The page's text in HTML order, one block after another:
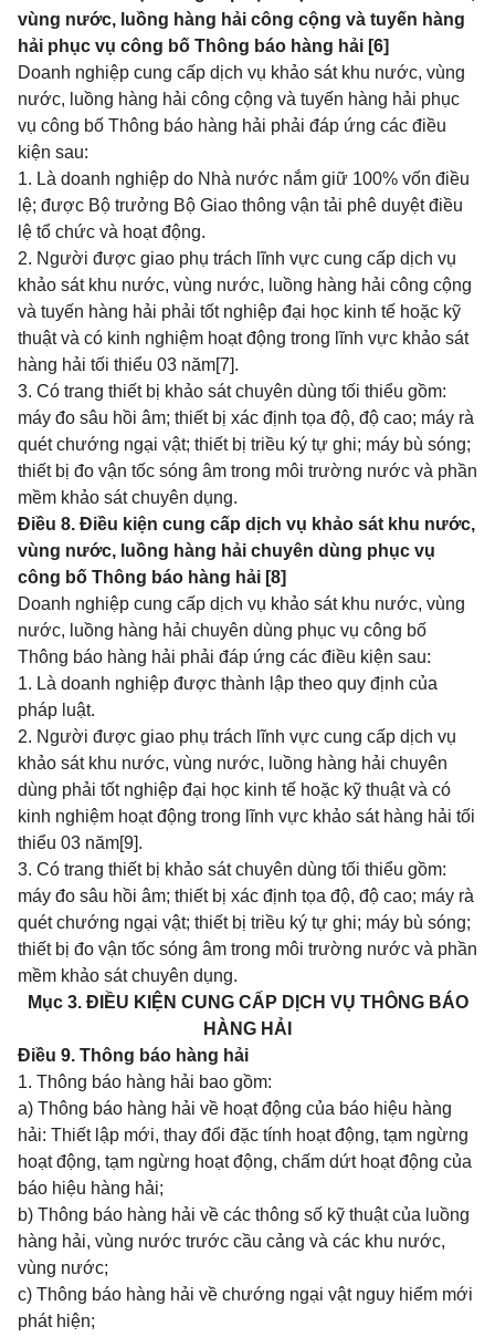
vùng nước, luồng hàng hải công cộng và tuyến hàng
hải phục vụ công bố Thông báo hàng hải [6]
Doanh nghiệp cung cấp dịch vụ khảo sát khu nước, vùng
nước, luồng hàng hải công cộng và tuyến hàng hải phục
vụ công bố Thông báo hàng hải phải đáp ứng các điều
kiện sau:
1. Là doanh nghiệp do Nhà nước nắm giữ 100% vốn điều
lệ; được Bộ trưởng Bộ Giao thông vận tải phê duyệt điều
lệ tổ chức và hoạt động.
2. Người được giao phụ trách lĩnh vực cung cấp dịch vụ
khảo sát khu nước, vùng nước, luồng hàng hải công cộng
và tuyến hàng hải phải tốt nghiệp đại học kinh tế hoặc kỹ
thuật và có kinh nghiệm hoạt động trong lĩnh vực khảo sát
hàng hải tối thiểu 03 năm[7].
3. Có trang thiết bị khảo sát chuyên dùng tối thiểu gồm:
máy đo sâu hồi âm; thiết bị xác định tọa độ, độ cao; máy rà
quét chướng ngại vật; thiết bị triều ký tự ghi; máy bù sóng;
thiết bị đo vận tốc sóng âm trong môi trường nước và phần
mềm khảo sát chuyên dụng.
Điều 8. Điều kiện cung cấp dịch vụ khảo sát khu nước,
vùng nước, luồng hàng hải chuyên dùng phục vụ
công bố Thông báo hàng hải [8]
Doanh nghiệp cung cấp dịch vụ khảo sát khu nước, vùng
nước, luồng hàng hải chuyên dùng phục vụ công bố
Thông báo hàng hải phải đáp ứng các điều kiện sau:
1. Là doanh nghiệp được thành lập theo quy định của
pháp luật.
2. Người được giao phụ trách lĩnh vực cung cấp dịch vụ
khảo sát khu nước, vùng nước, luồng hàng hải chuyên
dùng phải tốt nghiệp đại học kinh tế hoặc kỹ thuật và có
kinh nghiệm hoạt động trong lĩnh vực khảo sát hàng hải tối
thiểu 03 năm[9].
3. Có trang thiết bị khảo sát chuyên dùng tối thiểu gồm:
máy đo sâu hồi âm; thiết bị xác định tọa độ, độ cao; máy rà
quét chướng ngại vật; thiết bị triều ký tự ghi; máy bù sóng;
thiết bị đo vận tốc sóng âm trong môi trường nước và phần
mềm khảo sát chuyên dụng.
Mục 3. ĐIỀU KIỆN CUNG CẤP DỊCH VỤ THÔNG BÁO
HÀNG HẢI
Điều 9. Thông báo hàng hải
1. Thông báo hàng hải bao gồm:
a) Thông báo hàng hải về hoạt động của báo hiệu hàng
hải: Thiết lập mới, thay đổi đặc tính hoạt động, tạm ngừng
hoạt động, tạm ngừng hoạt động, chấm dứt hoạt động của
báo hiệu hàng hải;
b) Thông báo hàng hải về các thông số kỹ thuật của luồng
hàng hải, vùng nước trước cầu cảng và các khu nước,
vùng nước;
c) Thông báo hàng hải về chướng ngại vật nguy hiểm mới
phát hiện;